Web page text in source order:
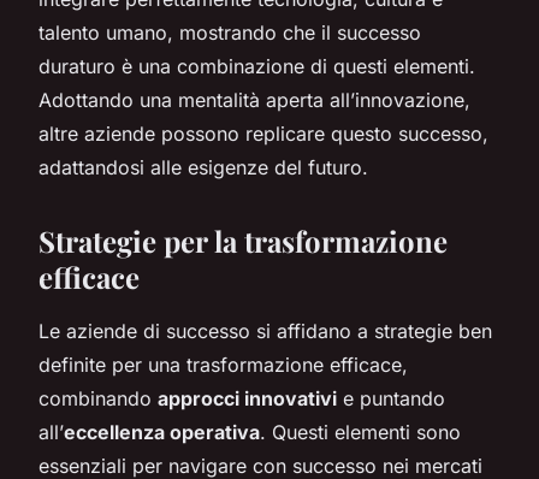
talento umano, mostrando che il successo
duraturo è una combinazione di questi elementi.
Adottando una mentalità aperta all’innovazione,
altre aziende possono replicare questo successo,
adattandosi alle esigenze del futuro.
Strategie per la trasformazione
efficace
Le aziende di successo si affidano a strategie ben
definite per una trasformazione efficace,
combinando approcci innovativi e puntando
all’eccellenza operativa. Questi elementi sono
essenziali per navigare con successo nei mercati